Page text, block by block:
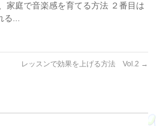
家庭で音楽感を育てる方法 ２番目は
...
レッスンで効果を上げる方法 Vol.2 →